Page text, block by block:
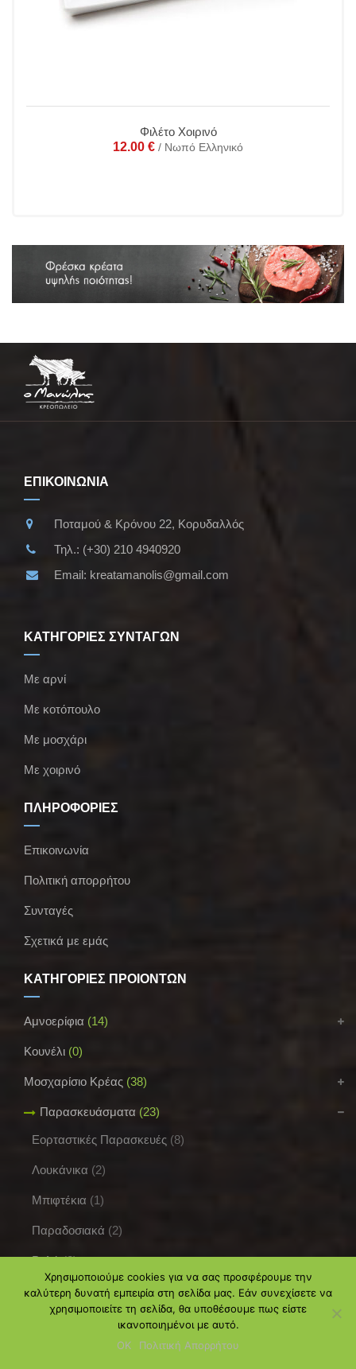
Φιλέτο Χοιρινό
12.00 € / Νωπό Ελληνικό
ΕΠΙΚΟΙΝΩΝΙΑ
Ποταμού & Κρόνου 22, Κορυδαλλός
Τηλ.: (+30) 210 4940920
Email: kreatamanolis@gmail.com
ΚΑΤΗΓΟΡΙΕΣ ΣΥΝΤΑΓΩΝ
Με αρνί
Με κοτόπουλο
Με μοσχάρι
Με χοιρινό
ΠΛΗΡΟΦΟΡΙΕΣ
Επικοινωνία
Πολιτική απορρήτου
Συνταγές
Σχετικά με εμάς
ΚΑΤΗΓΟΡΙΕΣ ΠΡΟΪΟΝΤΩΝ
Αμνοερίφια (14)
Κουνέλι (0)
Μοσχαρίσιο Κρέας (38)
Παρασκευάσματα (23)
Εορταστικές Παρασκευές (8)
Λουκάνικα (2)
Μπιφτέκια (1)
Παραδοσιακά (2)
Ρολά (2)
Σουβλάκια (2)
Χρησιμοποιούμε cookies για να σας προσφέρουμε την
καλύτερη δυνατή εμπειρία στη σελίδα μας. Εάν συνεχίσετε να
χρησιμοποιείτε τη σελίδα, θα υποθέσουμε πως είστε
ικανοποιημένοι με αυτό.
ΟΚ
Πολιτική Απορρήτου